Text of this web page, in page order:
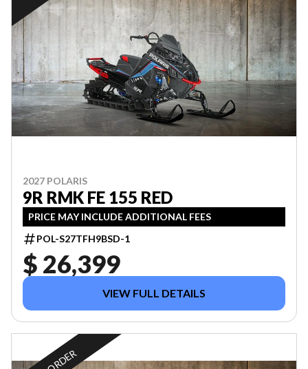
2027 POLARIS
9R RMK FE 155 RED
PRICE MAY INCLUDE ADDITIONAL FEES
POL-S27TFH9BSD-1
$ 26,399
VIEW FULL DETAILS